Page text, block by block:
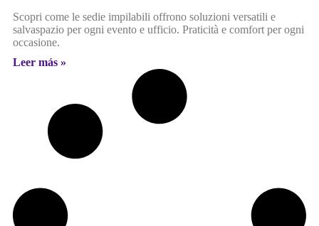
Scopri come le sedie impilabili offrono soluzioni versatili e
salvaspazio per ogni evento e ufficio. Praticità e comfort per ogni
occasione.
Leer más »